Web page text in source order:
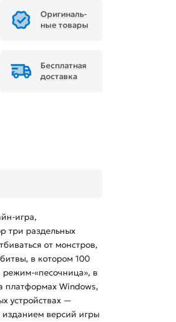
Ори­ги­наль­
ные товары
Бесплатная
доставка
игра,
три раздельных
от монстров,
в котором 100
режим-«песочница», в
платформах Windows,
устройствах —
версий игры